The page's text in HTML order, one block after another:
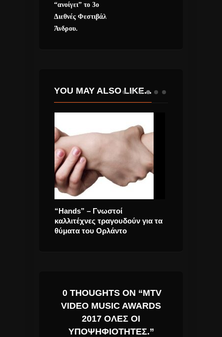
“ανοίγει” το 3ο
Διεθνές Φεστιβάλ
Άνδρου.
YOU MAY ALSO LIKE...
“Hands” – Γνωστοί
καλλιτέχνες τραγουδούν για τα
θύματα του Ορλάντο
0 THOUGHTS ON “MTV
VIDEO MUSIC AWARDS
2017 ΌΛΕΣ ΟΙ
ΥΠΟΨΗΦΙΌΤΗΤΕΣ.”